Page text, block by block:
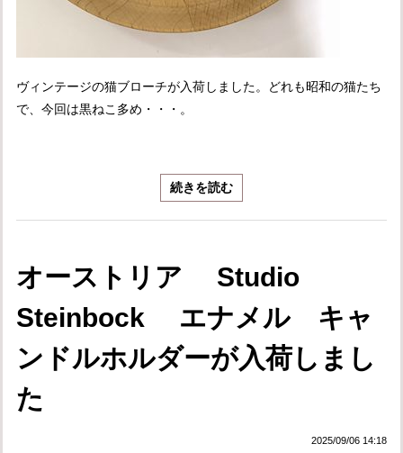
ヴィンテージの猫ブローチが入荷しました。どれも昭和の猫たち
で、今回は黒ねこ多め・・・。
続きを読む
オーストリア Studio
Steinbock エナメル キャ
ンドルホルダーが入荷しまし
た
2025/09/06 14:18